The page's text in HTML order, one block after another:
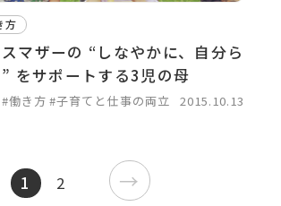
方
マザーの “しなやかに、自分ら
をサポートする3児の母
#働き方 #子育てと仕事の両立 2015.10.13
1 2 →